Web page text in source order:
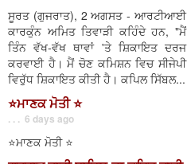
ਸੂਰਤ (ਗੁਜਰਾਤ), 2 ਅਗਸਤ - ਆਰਟੀਆਈ
ਕਾਰਕੁੰਨ ਅਮਿਤ ਤਿਵਾੜੀ ਕਹਿੰਦੇ ਹਨ, "ਮੈਂ
ਤਿੰਨ ਵੱਖ-ਵੱਖ ਥਾਵਾਂ 'ਤੇ ਸ਼ਿਕਾਇਤ ਦਰਜ
ਕਰਵਾਈ ਹੈ। ਮੈਂ ਚੋਣ ਕਮਿਸ਼ਨ ਵਿਚ ਸੀਜੇਪੀ
ਵਿਰੁੱਧ ਸ਼ਿਕਾਇਤ ਕੀਤੀ ਹੈ। ਕਪਿਲ ਸਿੱਬਲ...
⭐️ਮਾਣਕ ਮੋਤੀ ⭐️
. . . 6 days ago
⭐️ਮਾਣਕ ਮੋਤੀ ⭐️